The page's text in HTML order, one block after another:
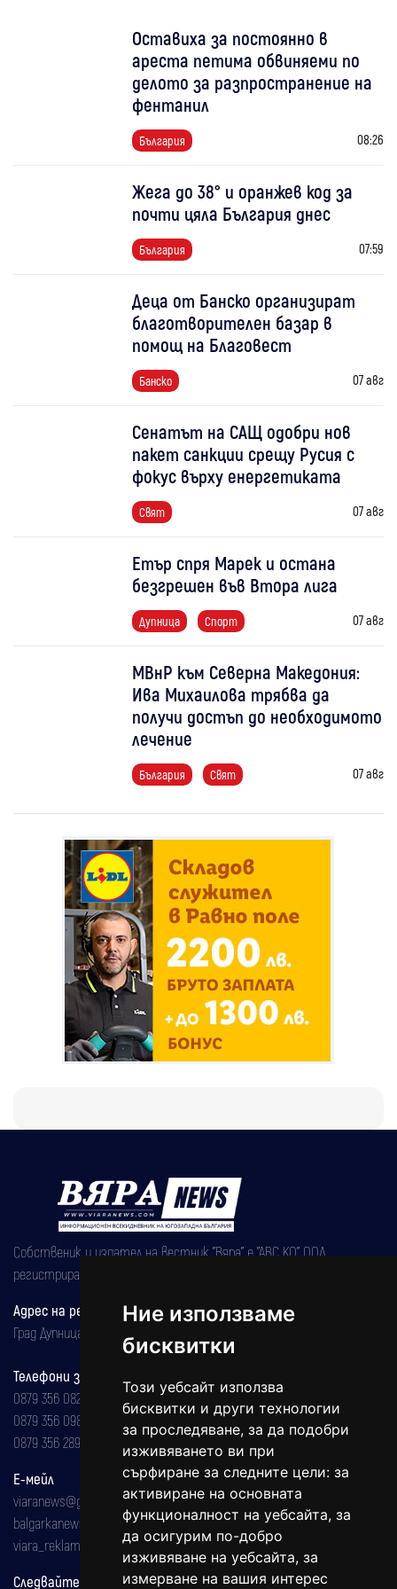
Ние използваме
бисквитки
Този уебсайт използва
бисквитки и други технологии
за проследяване, за да подобри
изживяването ви при
сърфиране за следните цели: за
активиране на основната
функционалност на уебсайта, за
да осигурим по-добро
изживяване на уебсайта, за
измерване на вашия интерес
Оставиха за постоянно в
ареста петима обвиняеми по
делото за разпространение на
фентанил
България 08:26
Жега до 38° и оранжев код за
почти цяла България днес
България 07:59
Деца от Банско организират
благотворителен базар в
помощ на Благовест
Банско 07 авг
Сенатът на САЩ одобри нов
пакет санкции срещу Русия с
фокус върху енергетиката
Свят 07 авг
Етър спря Марек и остана
безгрешен във Втора лига
Дупница Спорт 07 авг
МВнР към Северна Македония:
Ива Михаилова трябва да
получи достъп до необходимото
лечение
България Свят 07 авг
Собственик и издател на вестник "Вяра" е "АВС КО" ООД,
регистрирана на 08.05.2002 година.
Адрес на редакцията
Град Дупница, ул.''Христо Ботев" 43
Телефони за реклама и абонаменти
0879 356 082
0879 356 098
0879 356 289
Е-мейл
viaranews@gmail.com
balgarkanews@gmail.com
viara_reklama@mail.bg
Следвайте ни: